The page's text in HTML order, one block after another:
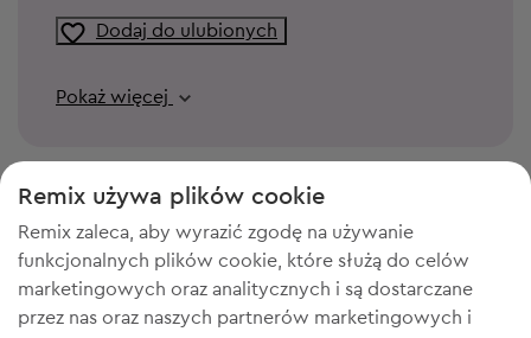
Dodaj do ulubionych
Pokaż więcej
Remix używa plików cookie
Remix zaleca, aby wyrazić zgodę na używanie
funkcjonalnych plików cookie, które służą do celów
marketingowych oraz analitycznych i są dostarczane
przez nas oraz naszych partnerów marketingowych i